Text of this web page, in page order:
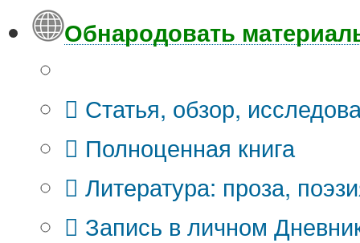
Обнародовать
Статья, обзор,
Полноценная книга
Литература: проза,
Запись в личном